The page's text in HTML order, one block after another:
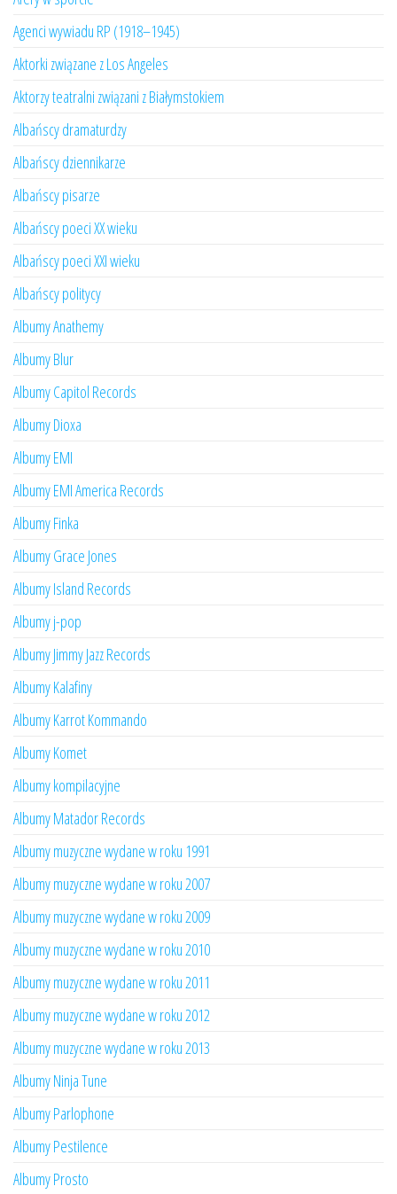
Agenci wywiadu RP (1918–1945)
Aktorki związane z Los Angeles
Aktorzy teatralni związani z Białymstokiem
Albańscy dramaturdzy
Albańscy dziennikarze
Albańscy pisarze
Albańscy poeci XX wieku
Albańscy poeci XXI wieku
Albańscy politycy
Albumy Anathemy
Albumy Blur
Albumy Capitol Records
Albumy Dioxa
Albumy EMI
Albumy EMI America Records
Albumy Finka
Albumy Grace Jones
Albumy Island Records
Albumy j-pop
Albumy Jimmy Jazz Records
Albumy Kalafiny
Albumy Karrot Kommando
Albumy Komet
Albumy kompilacyjne
Albumy Matador Records
Albumy muzyczne wydane w roku 1991
Albumy muzyczne wydane w roku 2007
Albumy muzyczne wydane w roku 2009
Albumy muzyczne wydane w roku 2010
Albumy muzyczne wydane w roku 2011
Albumy muzyczne wydane w roku 2012
Albumy muzyczne wydane w roku 2013
Albumy Ninja Tune
Albumy Parlophone
Albumy Pestilence
Albumy Prosto